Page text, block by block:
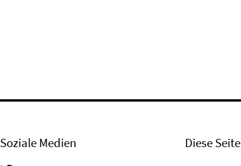
Soziale Medien Diese Seite